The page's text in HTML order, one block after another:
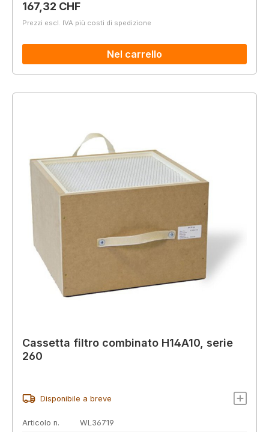
Prezzo normale:
167,32 CHF
Prezzi escl. IVA più costi di spedizione
Nel carrello
Cassetta filtro combinato H14A10, serie
260
Disponibile a breve
Articolo n.
WL36719